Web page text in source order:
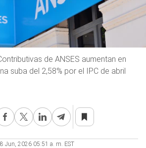
de ANSES aumentan en
suba del 2,58% por el IPC de abril
Jun, 2026 05:51 a. m. EST